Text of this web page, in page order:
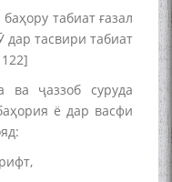
табиат ғазал
дар тасвири табиат
ва ҷаззоб суруда
ё дар васфи